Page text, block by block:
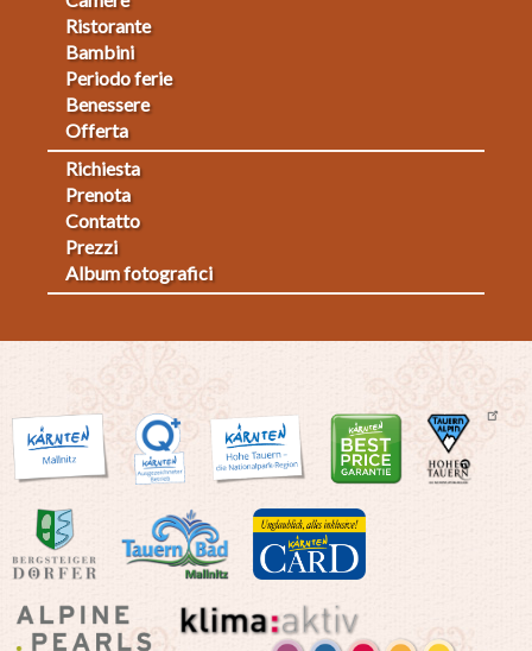
Ristorante
Bambini
Periodo ferie
Benessere
Offerta
Fußmenü
2
Richiesta
Prenota
Contatto
Prezzi
Album fotografici